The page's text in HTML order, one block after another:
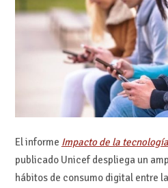
El informe Impacto de la
publicado Unicef despliega un
hábitos de consumo digital entre